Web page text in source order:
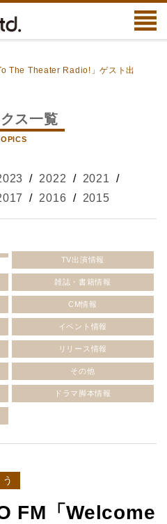
The Theater Radio!」ゲスト出
クス一覧
/ 2022 / 2021 /
/ 2016 / 2015
TV出演情報
雑誌・書籍情報
CM情報
イベント情報
リリース情報
その他
ドラマ脚本情報
FM「Welcome